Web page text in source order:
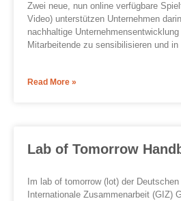
Zwei neue, nun online verfügbare
Video) unterstützen Unternehmen
nachhaltige
Mitarbeitende zu sensibilisieren und
Read More »
Lab of Tomorrow
Im lab of tomorrow (lot) der
Internationale Zusammenarbeit (GIZ)